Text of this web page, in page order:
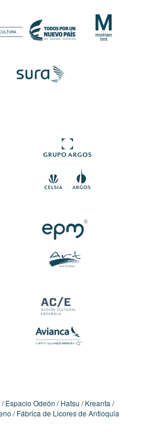
Espacio Odeón Hatsu
Kreanta
Fábrica de Licores de Antioquia